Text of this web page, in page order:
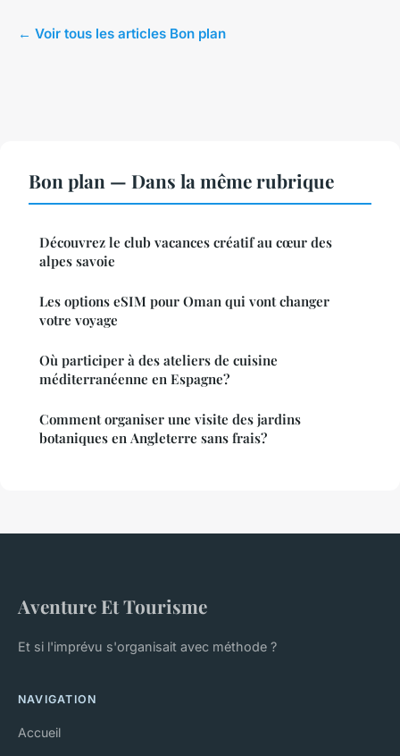
← Voir tous les articles Bon plan
Bon plan — Dans la même rubrique
Découvrez le club vacances créatif au cœur des
alpes savoie
Les options eSIM pour Oman qui vont changer
votre voyage
Où participer à des ateliers de cuisine
méditerranéenne en Espagne?
Comment organiser une visite des jardins
botaniques en Angleterre sans frais?
Aventure Et Tourisme
Et si l'imprévu s'organisait avec méthode ?
NAVIGATION
Accueil